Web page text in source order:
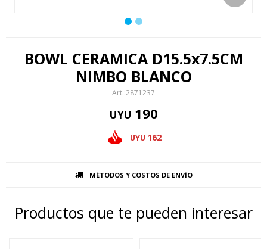
BOWL CERAMICA D15.5x7.5CM
NIMBO BLANCO
2871237
UYU 190
UYU 162
MÉTODOS Y COSTOS DE ENVÍO
Productos que te pueden interesar